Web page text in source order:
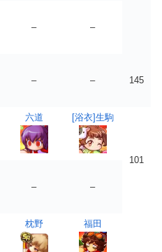
–
–
–
– 145
六道 [浴衣]生駒
101
–
–
枕野 福田